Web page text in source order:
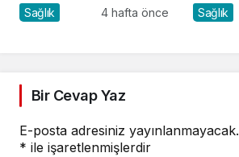
Sağlık 4 hafta önce
İçin 8
Sağlık
Bir Cevap Yaz
E-posta adresiniz yayınlanmayacak.
* ile işaretlenmişlerdir